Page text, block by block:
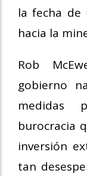
la fecha de
hacia la
Rob
gobierno
medidas
burocracia
inversión
tan